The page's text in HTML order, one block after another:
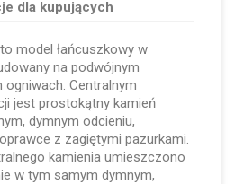
dla kupujących
model łańcuszkowy w
na podwójnym
ogniwach. Centralnym
jest prostokątny kamień
dymnym odcieniu,
z zagiętymi pazurkami.
kamienia umieszczono
w tym samym dymnym,